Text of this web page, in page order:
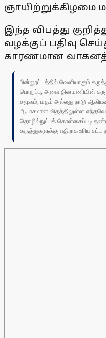
ஞாயிற்றுக்கிழமை
இந்த விபத்து
வழக்குப் பதிவு
காரணமான
பின்னூட்டத்தில் வெளியாகும்
பொறுப்பு; அவை தினமணியின்
சமூகம், மதம் அல்லது நாடு
ஆபாசமான விதத்திலுள்ள
தொழில்நுட்பக் கொள்கைப்படி
கருத்துகளுக்கு எதிராக உரிய